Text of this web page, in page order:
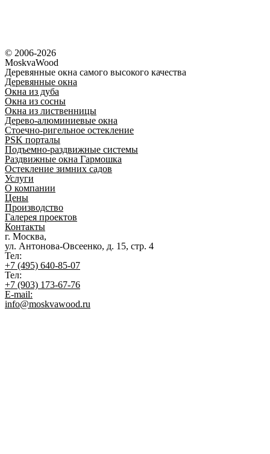
© 2006-2026
MoskvaWood
Деревянные окна самого высокого качества
Деревянные окна
Окна из дуба
Окна из сосны
Окна из лиственницы
Дерево-алюминиевые окна
Стоечно-ригельное остекление
PSK порталы
Подъемно-раздвижные системы
Раздвижные окна Гармошка
Остекление зимних садов
Услуги
О компании
Цены
Производство
Галерея проектов
Контакты
г. Москва,
ул. Антонова-Овсеенко, д. 15, стр. 4
Тел:
+7 (495) 640-85-07
Тел:
+7 (903) 173-67-76
E-mail:
info@moskvawood.ru